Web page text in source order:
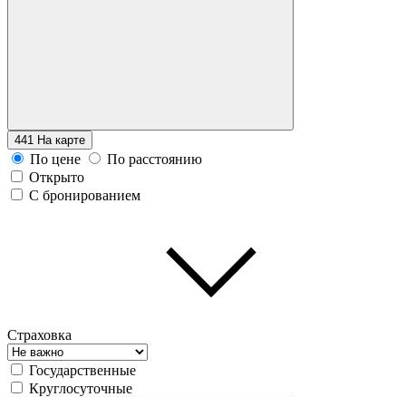
441 На карте
По цене
По расстоянию
Открыто
С бронированием
Страховка
Государственные
Круглосуточные